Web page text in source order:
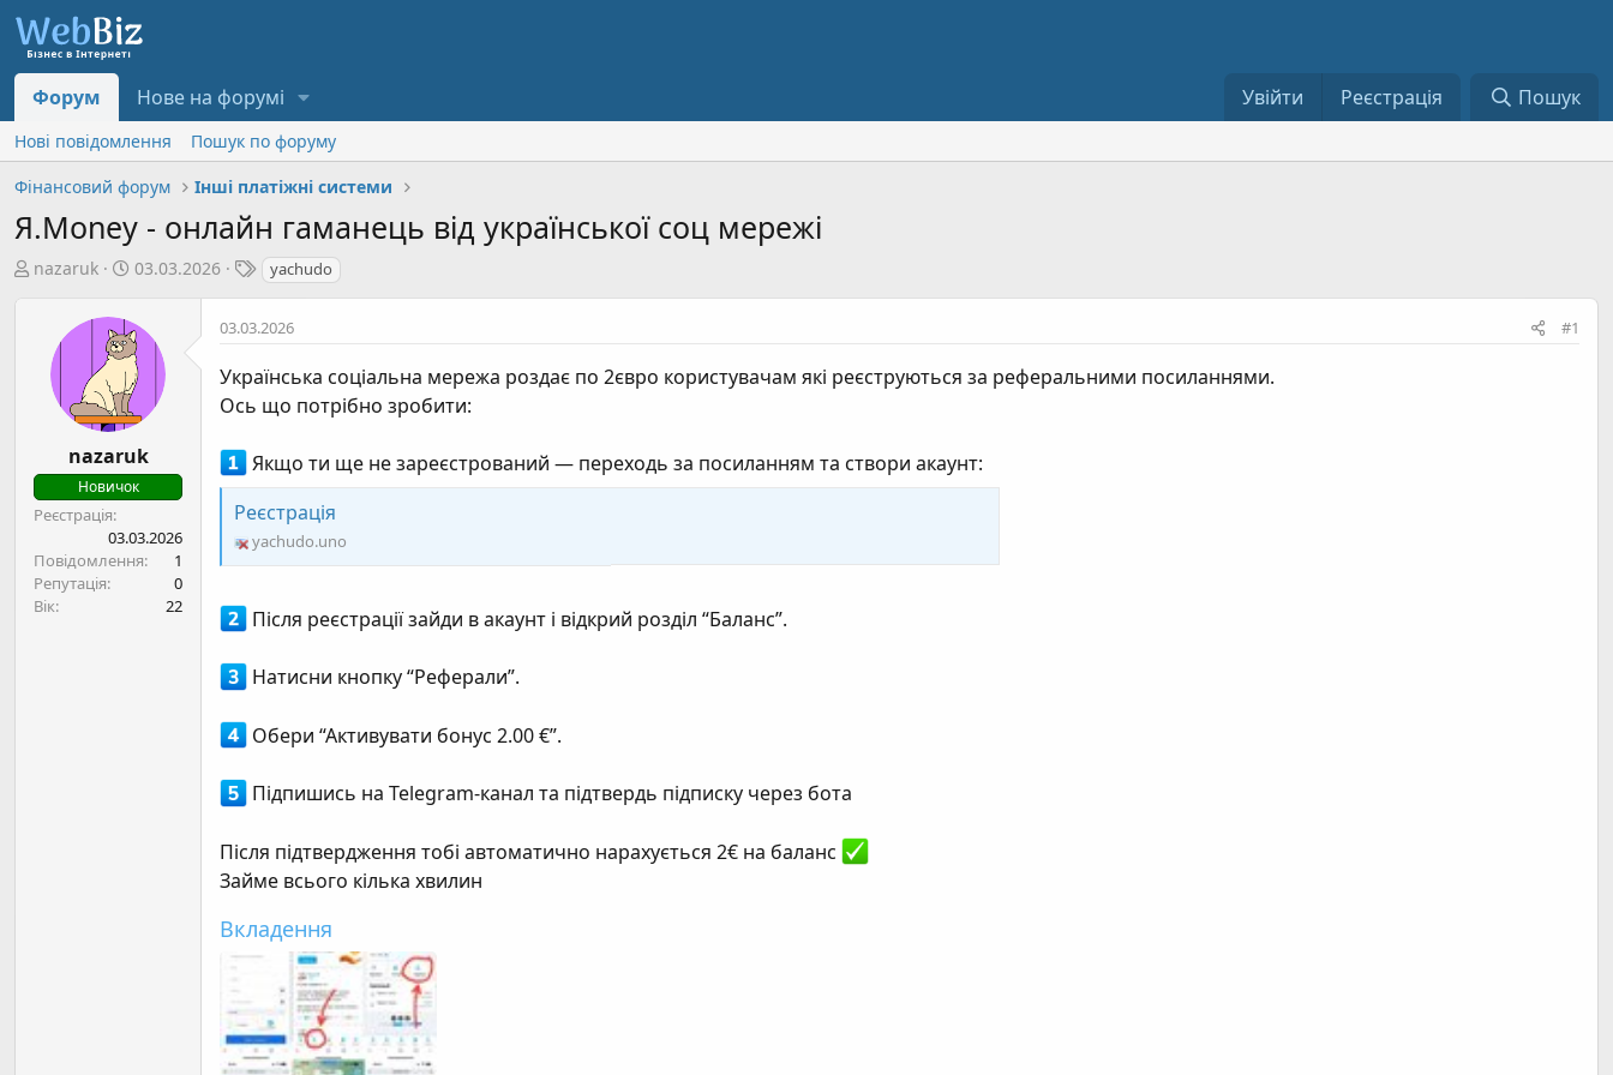
Форум Нове на форумі Увійти Реєстрація Пошук
Нові повідомлення
Пошук по форуму
Фінансовий форум
Інші платіжні системи
Я.Money - онлайн гаманець від української соц мережі
А
и
nazaruk
Д
т
а
с
т
в
о
р
е
н
я
03.03.2026
Т
г
yachudo
nazaruk
Новичок
Реєстрація
03.03.2026
Повідомлення
1
Репутація
0
Вік
22
03.03.2026 #1
Українська соціальна мережа роздає по 2євро користувачам які реєструються за реферальними посиланнями.
Ось що потрібно зробити:
Якщо ти ще не зареєстрований — переходь за посиланням та створи акаунт:
Реєстрація
yachudo.uno
Після реєстрації зайди в акаунт і відкрий розділ “Баланс”.
Натисни кнопку “Реферали”.
Обери “Активувати бонус 2.00 €”.
Підпишись на Telegram-канал та підтвердь підписку через бота
Після підтвердження тобі автоматично нарахується 2€ на баланс
Займе всього кілька хвилин
Вкладення